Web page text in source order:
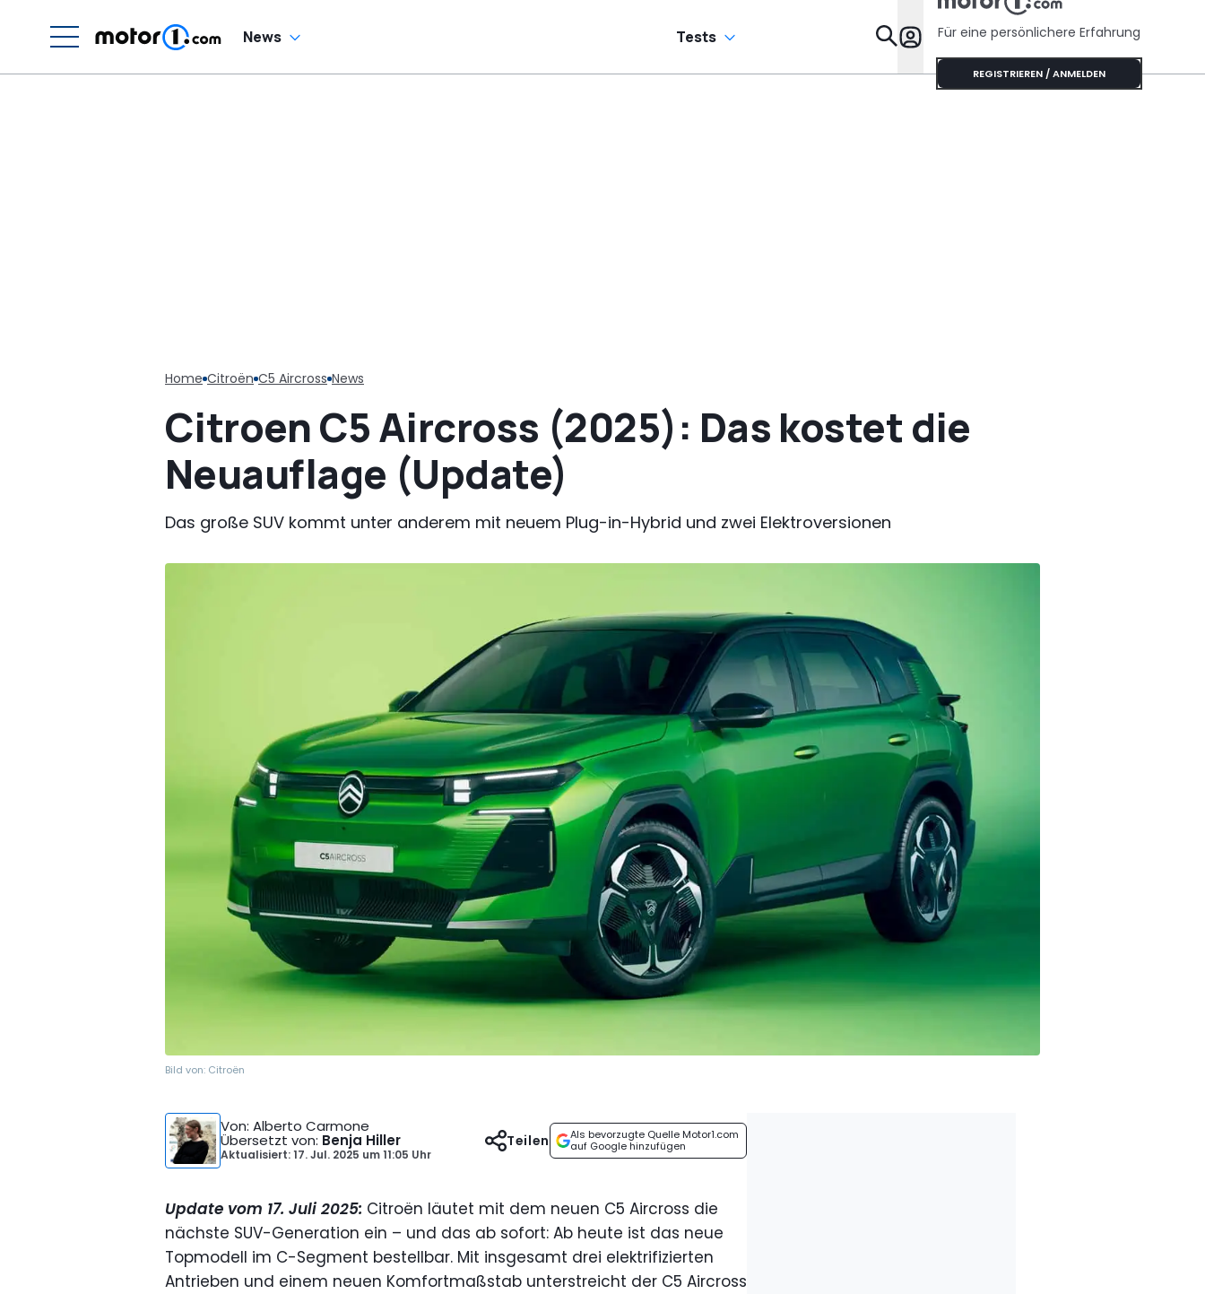
News Tests Specials
Für eine persönlichere Erfahrung
REGISTRIEREN / ANMELDEN
Home Citroën C5 Aircross News
Citroen C5 Aircross (2025): Das kostet die
Neuauflage (Update)
Das große SUV kommt unter anderem mit neuem Plug-in-Hybrid und zwei Elektroversionen
Bild von: Citroën
Von: Alberto Carmone
Übersetzt von: Benja Hiller
Aktualisiert: 17. Jul. 2025 um11:05 Uhr
Als bevorzugte Quelle Motor1.com
auf Google hinzufügen
Teilen
Update vom 17. Juli 2025: Citroën läutet mit dem neuen C5 Aircross die
nächste SUV-Generation ein – und das ab sofort: Ab heute ist das neue
Topmodell im C-Segment bestellbar. Mit insgesamt drei elektrifizierten
Antrieben und einem neuen Komfortmaßstab unterstreicht der C5 Aircross